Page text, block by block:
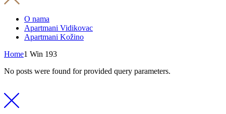
O nama
Apartmani Vidikovac
Apartmani Kožino
Home1 Win 193
No posts were found for provided query parameters.